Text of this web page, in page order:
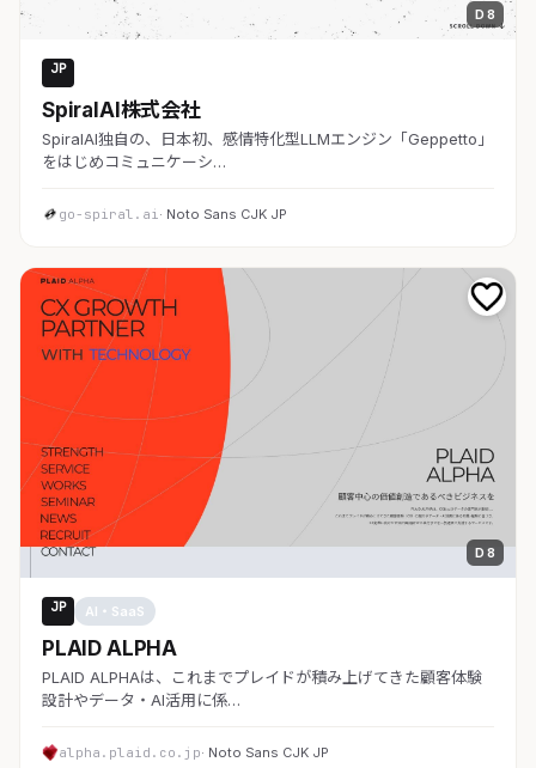
D 8
JP
SpiralAI株式会社
SpiralAI独自の、日本初、感情特化型LLMエンジン「Geppetto」
をはじめコミュニケーシ…
go-spiral.ai· Noto Sans CJK JP
D 8
JP AI・SaaS
PLAID ALPHA
PLAID ALPHAは、これまでプレイドが積み上げてきた顧客体験
設計やデータ・AI活用に係…
alpha.plaid.co.jp· Noto Sans CJK JP